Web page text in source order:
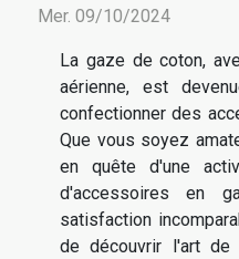
Mer. 09/10/2024
La gaze de coton,
aérienne, est
confectionner des
Que vous soyez
en quête d'une
d'accessoires en
satisfaction
de découvrir l'art de